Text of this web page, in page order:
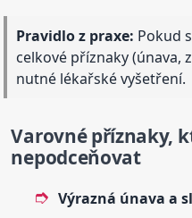
Pravidlo z praxe: Pokud
celkové příznaky (únava,
nutné lékařské vyšetření.
Varovné příznaky,
nepodceňovat
Výrazná únava a